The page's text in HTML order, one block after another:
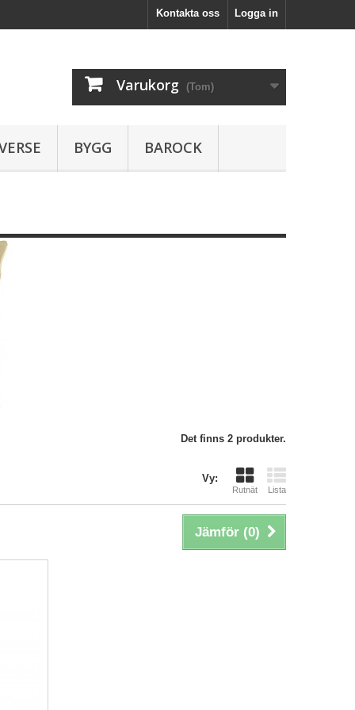
Logga in
Kontakta oss
Varukorg (Tom)
BYGG BAROCK
Det finns 2 produkter.
Vy:
Rutnät Lista
Jämför (0)